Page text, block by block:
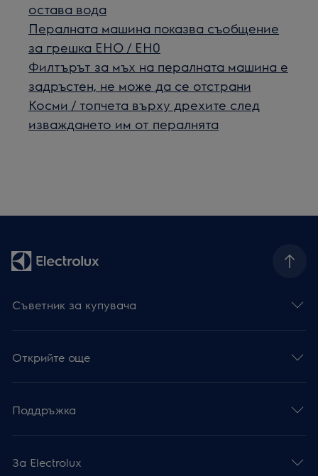
остава вода
Пералната машина показва съобщение
за грешка EHO / EH0
Филтърът за мъх на пералната машина е
задръстен, не може да се отстрани
Косми / топчета върху дрехите след
изваждането им от пералнята
Съветник за купувача
Открийте още
Поддръжка
За Electrolux